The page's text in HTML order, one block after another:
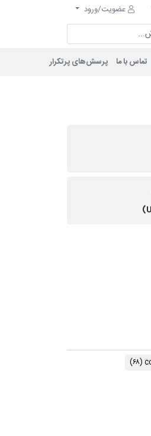
عضویت/ورود
تماس با ما پرسش‌های پرتکرار
(۶۸)